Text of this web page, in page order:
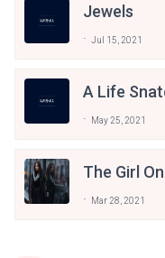
Jewels
Jul 15, 2021
A Life
May 25, 2021
The Girl
Mar 28, 2021